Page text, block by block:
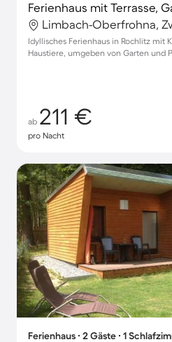
Idyllisches Ferienhaus in Rochlitz mit
Haustiere, umgeben von Garten und
ab 211 €
pro Nacht
Ferienhaus ∙ 2 Gäste ∙ 1